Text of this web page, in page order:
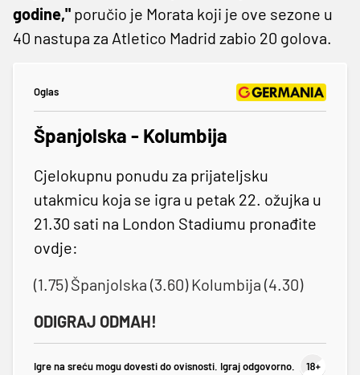
godine," poručio je Morata koji je ove sezone u
40 nastupa za Atletico Madrid zabio 20 golova.
Oglas
Španjolska - Kolumbija
Cjelokupnu ponudu za prijateljsku
utakmicu koja se igra u petak 22. ožujka u
21.30 sati na London Stadiumu pronađite
ovdje:
(1.75) Španjolska (3.60) Kolumbija (4.30)
ODIGRAJ ODMAH!
Igre na sreću mogu dovesti do ovisnosti. Igraj odgovorno.